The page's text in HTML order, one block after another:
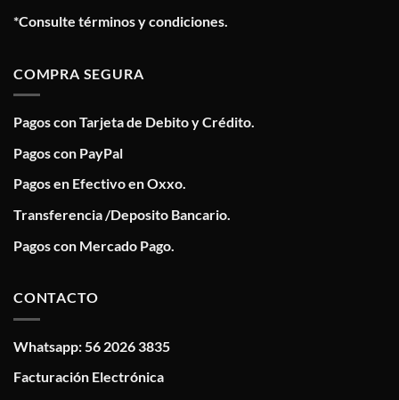
*Consulte términos y condiciones.
COMPRA SEGURA
Pagos con Tarjeta de Debito y Crédito.
Pagos con PayPal
Pagos en Efectivo en Oxxo.
Transferencia /Deposito Bancario.
Pagos con Mercado Pago.
CONTACTO
Whatsapp: 56 2026 3835
Facturación Electrónica